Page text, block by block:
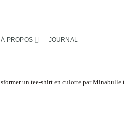
À PROPOS JOURNAL